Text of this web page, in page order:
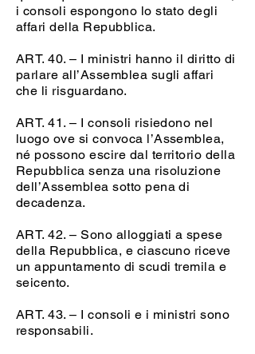
i consoli espongono lo stato degli
affari della Repubblica.
ART. 40. – I ministri hanno il diritto di
parlare all’Assemblea sugli affari
che li risguardano.
ART. 41. – I consoli risiedono nel
luogo ove si convoca l’Assemblea,
né possono escire dal territorio della
Repubblica senza una risoluzione
dell’Assemblea sotto pena di
decadenza.
ART. 42. – Sono alloggiati a spese
della Repubblica, e ciascuno riceve
un appuntamento di scudi tremila e
seicento.
ART. 43. – I consoli e i ministri sono
responsabili.